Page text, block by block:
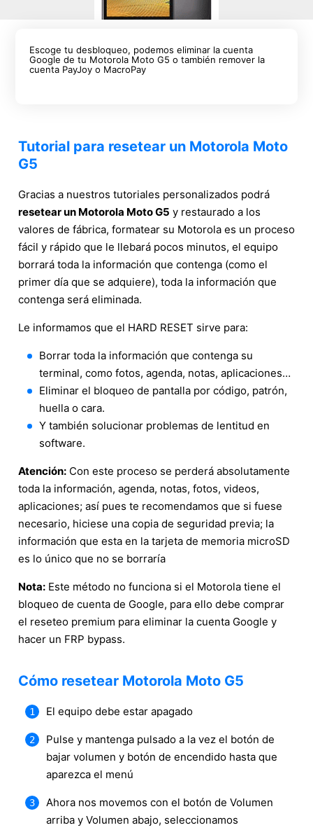
Escoge tu desbloqueo, podemos eliminar la cuenta
Google de tu Motorola Moto G5 o también remover la
cuenta PayJoy o MacroPay
Tutorial para resetear un Motorola Moto
G5
Gracias a nuestros tutoriales personalizados podrá
resetear un Motorola Moto G5 y restaurado a los
valores de fábrica, formatear su Motorola es un proceso
fácil y rápido que le llebará pocos minutos, el equipo
borrará toda la información que contenga (como el
primer día que se adquiere), toda la información que
contenga será eliminada.
Le informamos que el HARD RESET sirve para:
Borrar toda la información que contenga su
terminal, como fotos, agenda, notas, aplicaciones…
Eliminar el bloqueo de pantalla por código, patrón,
huella o cara.
Y también solucionar problemas de lentitud en
software.
Atención: Con este proceso se perderá absolutamente
toda la información, agenda, notas, fotos, videos,
aplicaciones; así pues te recomendamos que si fuese
necesario, hiciese una copia de seguridad previa; la
información que esta en la tarjeta de memoria microSD
es lo único que no se borraría
Nota: Este método no funciona si el Motorola tiene el
bloqueo de cuenta de Google, para ello debe comprar
el reseteo premium para eliminar la cuenta Google y
hacer un FRP bypass.
Cómo resetear Motorola Moto G5
El equipo debe estar apagado
Pulse y mantenga pulsado a la vez el botón de
bajar volumen y botón de encendido hasta que
aparezca el menú
Ahora nos movemos con el botón de Volumen
arriba y Volumen abajo, seleccionamos